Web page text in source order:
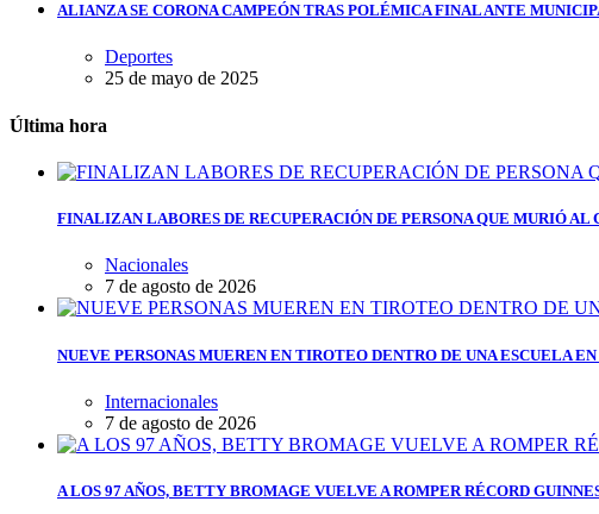
ALIANZA SE CORONA CAMPEÓN TRAS POLÉMICA FINAL ANTE
Deportes
25 de mayo de 2025
Última hora
FINALIZAN LABORES DE RECUPERACIÓN DE PERSONA QUE MURIÓ AL
Nacionales
7 de agosto de 2026
NUEVE PERSONAS MUEREN EN TIROTEO DENTRO DE UNA ESCUELA
Internacionales
7 de agosto de 2026
A LOS 97 AÑOS, BETTY BROMAGE VUELVE A ROMPER RÉCORD